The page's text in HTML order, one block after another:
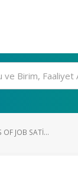
OF JOB SATI...